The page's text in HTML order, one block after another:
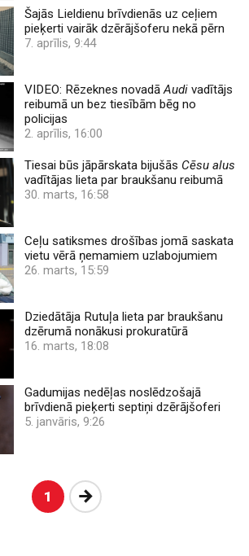
Šajās Lieldienu brīvdienās uz ceļiem
pieķerti vairāk dzērājšoferu nekā pērn
7. aprīlis, 9:44
VIDEO: Rēzeknes novadāAudi vadītājs
reibumā un bez tiesībām bēg no
policijas
2. aprīlis, 16:00
Tiesai būs jāpārskata bijušās Cēsu alus
vadītājas lieta par braukšanu reibumā
30. marts, 16:58
Ceļu satiksmes drošības jomā saskata
vietu vērā ņemamiem uzlabojumiem
26. marts, 15:59
Dziedātāja Rutuļa lieta par braukšanu
dzērumā nonākusi prokuratūrā
16. marts, 18:08
Gadumijas nedēļas noslēdzošajā
brīvdienā pieķerti septiņi dzērājšoferi
5. janvāris, 9:26
1 Nākošā